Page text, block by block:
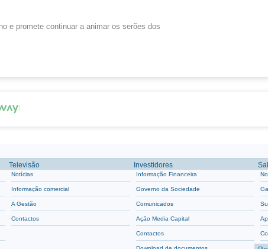
e promete continuar a animar os serões dos
Televisão
Notícias
Informação comercial
A Gestão
Contactos
Investidores
Informação Financeira
Governo da Sociedade
Comunicados
Ação Media Capital
Contactos